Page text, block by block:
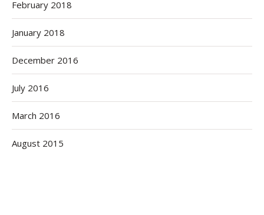
February 2018
January 2018
December 2016
July 2016
March 2016
August 2015